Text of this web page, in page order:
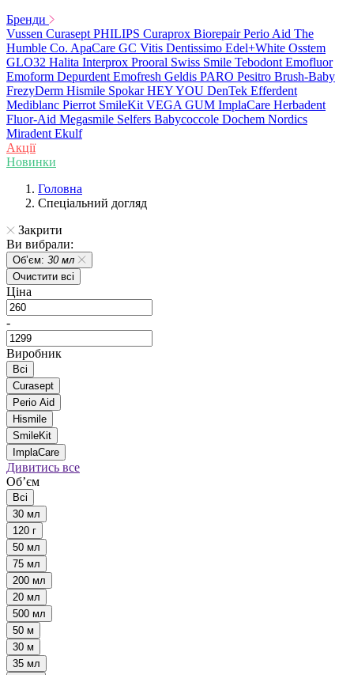
Бренди
Vussen Curasept PHILIPS Curaprox Biorepair Perio Aid The
Humble Co. ApaCare GC Vitis Dentissimo Edel+White Osstem
GLO32 Halita Interprox Prooral Swiss Smile Tebodont Emofluor
Emoform Depurdent Emofresh Geldis PARO Pesitro Brush-Baby
FrezyDerm Hismile Spokar HEY YOU DenTek Efferdent
Mediblanc Pierrot SmileKit VEGA GUM ImplaCare Herbadent
Fluor-Aid Megasmile Selfers Babycoccole Dochem Nordics
Miradent Ekulf
Акції
Новинки
Головна
Спеціальний догляд
Закрити
Ви вибрали:
Обʼєм: 30 мл
Очистити всі
Ціна
-
Виробник
Всі
Curasept
Perio Aid
Hismile
SmileKit
ImplaCare
Дивитись все
Обʼєм
Всі
30 мл
120 г
50 мл
75 мл
200 мл
20 мл
500 мл
50 м
30 м
35 мл